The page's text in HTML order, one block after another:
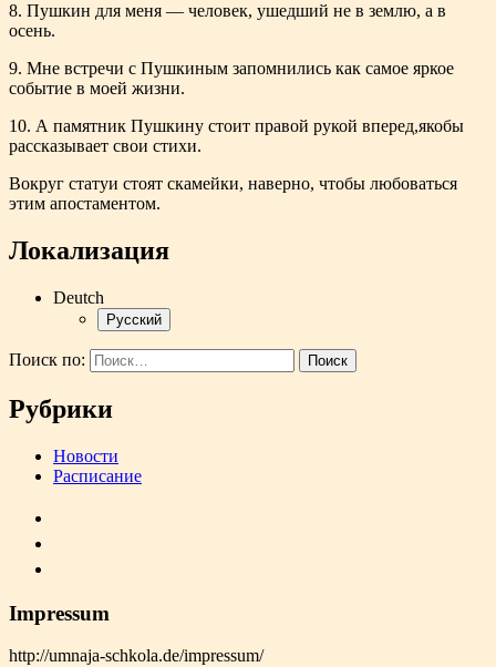
8. Пушкин для меня — человек, ушедший не в землю, а в
осень.
9. Мне встречи с Пушкиным запомнились как самое яркое
событие в моей жизни.
10. А памятник Пушкину стоит правой рукой вперед,якобы
рассказывает свои стихи.
Вокруг статуи стоят скамейки, наверно, чтобы любоваться
этим апостаментом.
Локализация
Deutch
Русский
Поиск по:
Рубрики
Новости
Расписание
Impressum
http://umnaja-schkola.de/impressum/